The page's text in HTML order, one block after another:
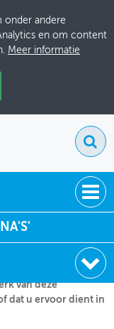
onder andere
en om content
Meer informatie
Op al deze producten
CROW, zoals dat
van deze
dat u ervoor dient in